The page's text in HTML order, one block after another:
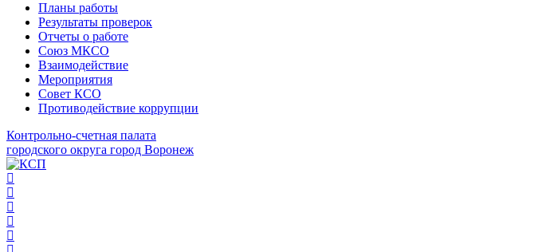
Планы работы
Результаты проверок
Отчеты о работе
Союз МКСО
Взаимодействие
Мероприятия
Совет КСО
Противодействие коррупции
Контрольно-счетная палата
городского округа город Воронеж